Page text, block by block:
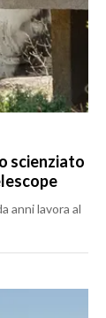
scienziato
anni lavora al